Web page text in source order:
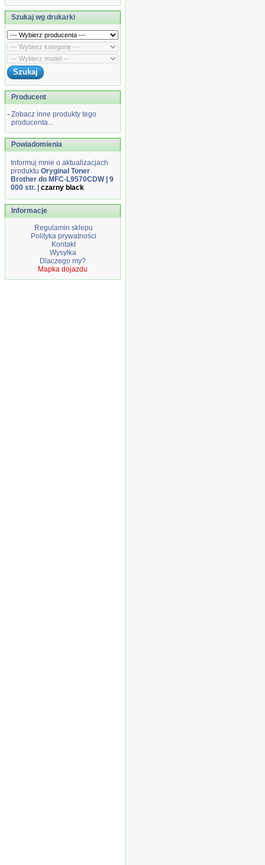
Szukaj wg drukarki
Producent
- Zobacz inne produkty tego
producenta...
Powiadomienia
Informuj mnie o aktualizacjach
produktu Oryginał Toner
Brother do MFC-L9570CDW | 9
000 str. | czarny black
Informacje
Regulamin sklepu
Polityka prywatności
Kontakt
Wysyłka
Dlaczego my?
Mapka dojazdu